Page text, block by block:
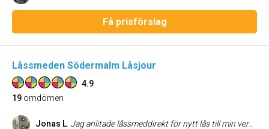
Få prisförslag
Låssmeden Södermalm Låsjour
4.9
19 omdömen
Jonas L: Jag anlitade låssmeddirekt för nytt lås till min verksamhet och är mycket nöjd med både service och resultat. Snabbt, proffesionellt och pålitligt, rekommenderas starkt.